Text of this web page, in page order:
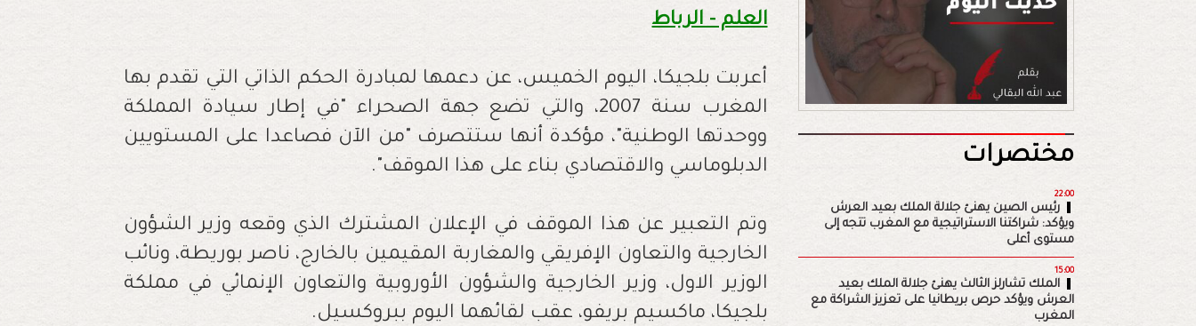
العلم - الرباط
أعربت بلجيكا، اليوم الخميس، عن دعمها لمبادرة الحكم الذاتي التي تقدم بها
المغرب سنة 2007، والتي تضع جهة الصحراء "في إطار سيادة المملكة
ووحدتها الوطنية"، مؤكدة أنها ستتصرف "من الآن فصاعدا على المستويين
الدبلوماسي والاقتصادي بناء على هذا الموقف".
وتم التعبير عن هذا الموقف في الإعلان المشترك الذي وقعه وزير الشؤون
الخارجية والتعاون الإفريقي والمغاربة المقيمين بالخارج، ناصر بوريطة، ونائب
الوزير الاول، وزير الخارجية والشؤون الأوروبية والتعاون الإنمائي في مملكة
بلجيكا، ماكسيم بريفو، عقب لقائهما اليوم ببروكسيل.
مختصرات
22:00
رئيس الصين يهنئ جلالة الملك بعيد العرش
ويؤكد: شراكتنا الاستراتيجية مع المغرب تتجه إلى
مستوى أعلى
15:00
الملك تشارلز الثالث يهنئ جلالة الملك بعيد
العرش ويؤكد حرص بريطانيا على تعزيز الشراكة مع
المغرب